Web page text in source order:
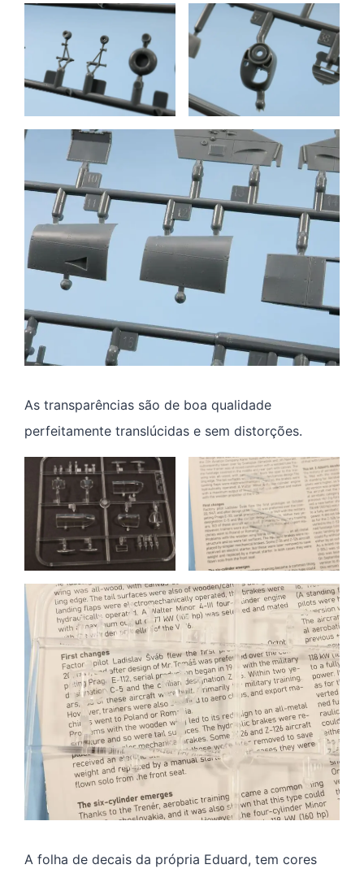
As transparências são de boa qualidade
perfeitamente translúcidas e sem distorções.
A folha de decais da própria Eduard, tem cores